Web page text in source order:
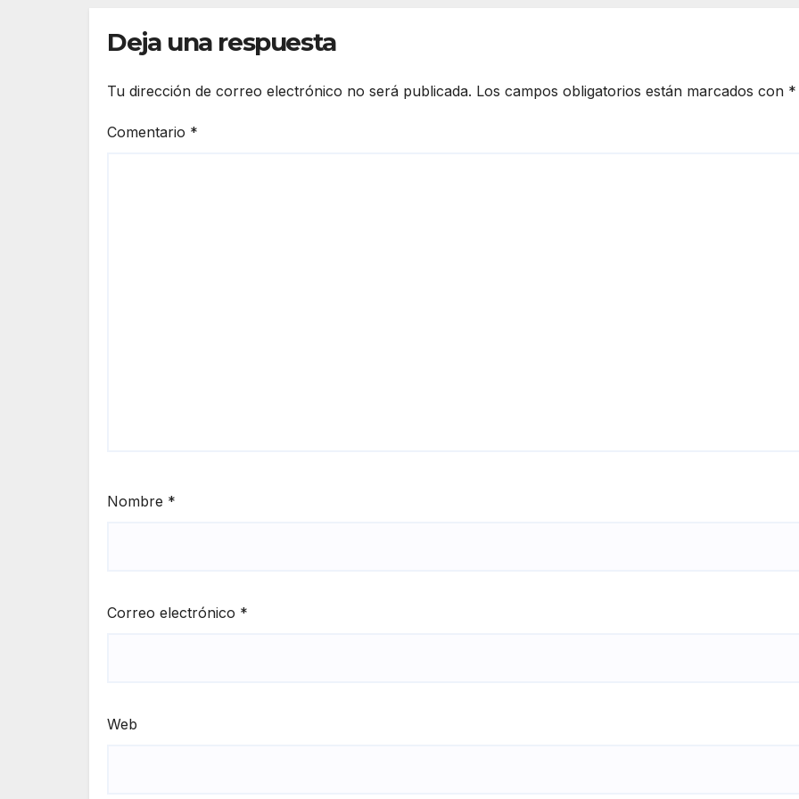
Deja una respuesta
Tu dirección de correo electrónico no será publicada. Los campos obligatorios están marcados con *
Comentario *
Nombre *
Correo electrónico *
Web